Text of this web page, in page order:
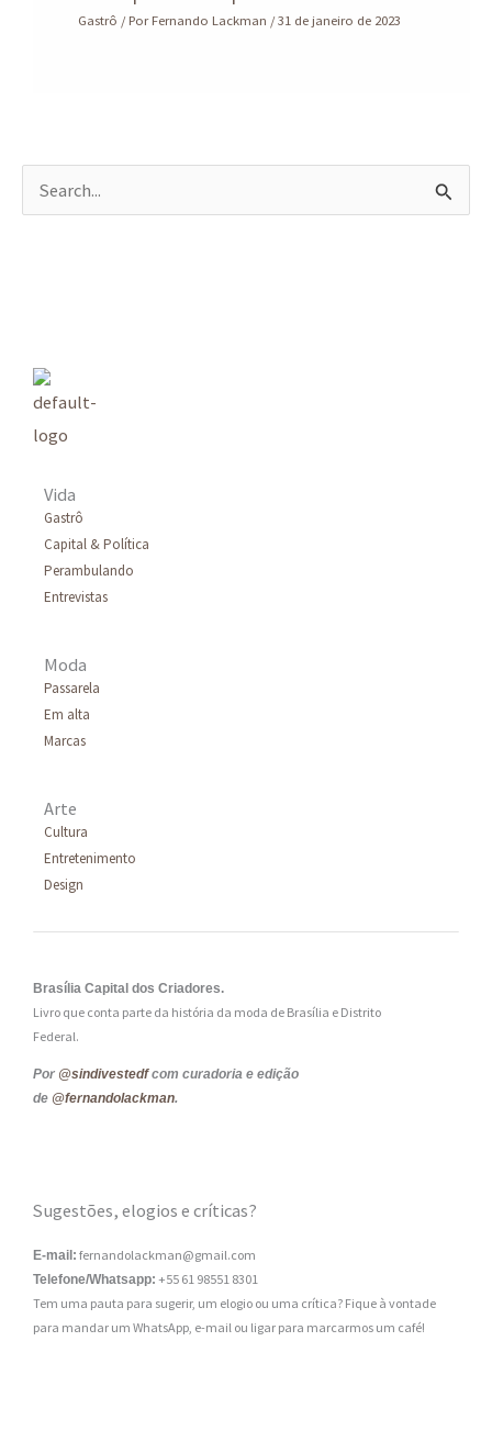
Gastrô / PorFernando Lackman /31 de janeiro de 2023
Vida
Gastrô
Capital & Política
Perambulando
Entrevistas
Moda
Passarela
Em alta
Marcas
Arte
Cultura
Entretenimento
Design
Brasília Capital dos Criadores.
Livro que conta parte da história da moda de Brasília e Distrito
Federal.
Por @sindivestedfcom curadoria e edição
de @fernandolackman.
Sugestões, elogios e críticas?
E-mail: fernandolackman@gmail.com
Telefone/Whatsapp: +55 61 98551 8301
Tem uma pauta para sugerir, um elogio ou uma crítica? Fique à vontade
para mandar um WhatsApp, e-mail ou ligar para marcarmos um café!